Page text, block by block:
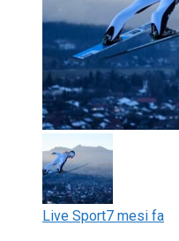
Live Sport7 mesi fa